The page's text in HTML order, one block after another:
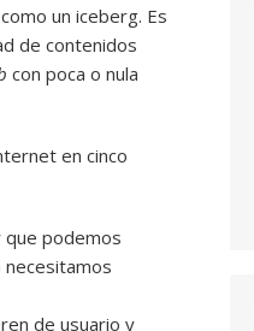
un iceberg. Es
de contenidos
con poca o nula
en cinco
que podemos
de usuario y